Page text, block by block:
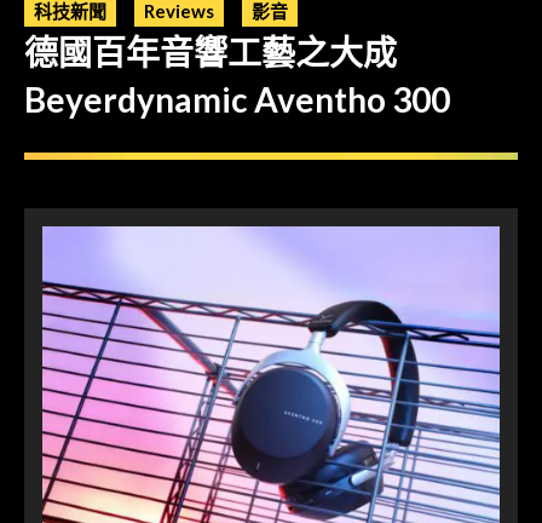
科技新聞 Reviews 影音
德國百年音響工藝之大成
Beyerdynamic Aventho 300